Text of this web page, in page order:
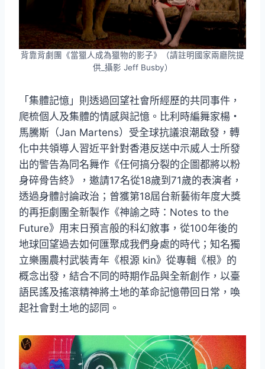
背靠背劇團《當獵人成為獵物的影子》（請註明國家兩廳院提
供_攝影 Jeff Busby）
「集體記憶」則透過回望社會所經歷的共同事件，
爬梳個人及集體的情感與記憶。比利時編舞家楊・
馬騰斯（Jan Martens）受全球抗議浪潮啟發，轉
化中共領導人習近平針對香港反送中示威人士所發
出的警告為同名舞作《任何搞分裂的企圖都將以粉
身碎骨告終》，邀請17名從18歲到71歲的表演者，
透過身體討論政治；曾獲第18屆台新藝術年度大獎
的再拒劇團全新製作《神諭之時：Notes to the
Future》用末日預言般的科幻敘事，從100年後的
地球回望過去如何匯聚成我們身處的時代；知名獨
立樂團農村武裝青年《根源 kin》從專輯《根》的
概念出發，結合不同的時期作品與全新創作，以臺
語民謠及搖滾精神將土地的革命記憶帶回日常，喚
起社會對土地的認同。